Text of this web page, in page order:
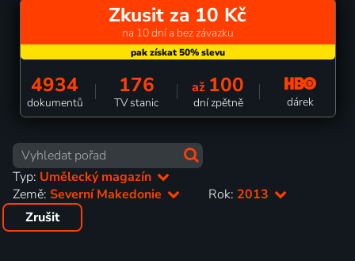
Zkusit za 10 Kč
na 10 dní a bez závazku
4934
dokumentů
176
TV stanic
až 100
dní zpětně dárek
Typ: Umělecký magazín
Země: Severní Makedonie Rok: 2013
Zrušit